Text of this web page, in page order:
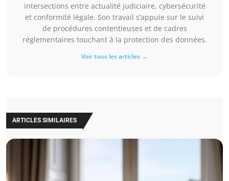
intersections entre actualité judiciaire, cybersécurité
et conformité légale. Son travail s’appuie sur le suivi
de procédures contentieuses et de cadres
réglementaires touchant à la protection des données.
Voir tous les articles →
ARTICLES SIMILAIRES